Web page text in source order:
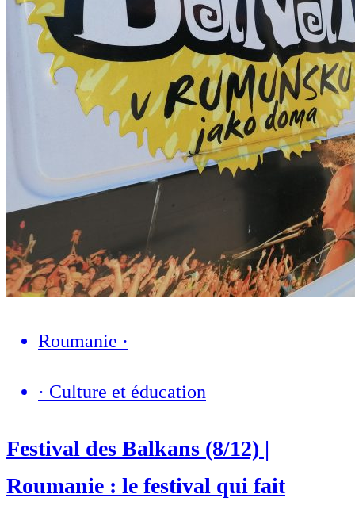
Roumanie ·
· Culture et éducation
Festival des Balkans (8/12) |
Roumanie : le festival qui fait